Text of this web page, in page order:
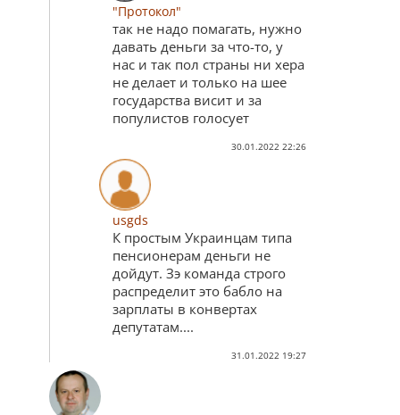
"Протокол"
так не надо помагать, нужно
давать деньги за что-то, у
нас и так пол страны ни хера
не делает и только на шее
государства висит и за
популистов голосует
30.01.2022 22:26
usgds
К простым Украинцам типа
пенсионерам деньги не
дойдут. Зэ команда строго
распределит это бабло на
зарплаты в конвертах
депутатам....
31.01.2022 19:27